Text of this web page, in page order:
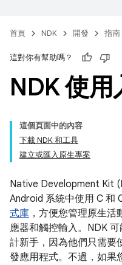
首頁 NDK 開發 指南
這對你有幫助嗎？
NDK 使用
這個頁面中的內容
下載 NDK 和工具
建立或匯入原生專案
Native Development Kit
Android 系統中使用 C 和
式庫 ，方便您管理原生
應器和觸控輸入。NDK
計新手，因為他們只需要
發應用程式。不過，如果